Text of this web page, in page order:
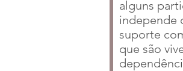
alguns
independe
suporte
que são